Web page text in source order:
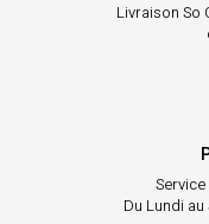
Livraison So
Du Lundi